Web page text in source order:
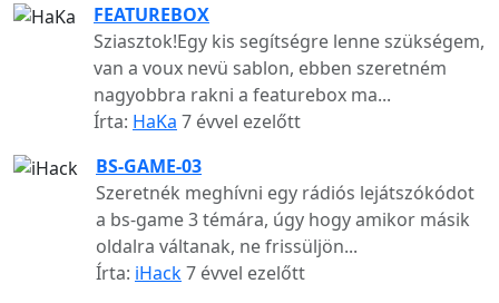
FEATUREBOX
Sziasztok!Egy kis segítségre lenne szükségem,
van a voux nevü sablon, ebben szeretném
nagyobbra rakni a featurebox ma...
Írta: HaKa 7 évvel ezelőtt
BS-GAME-03
Szeretnék meghívni egy rádiós lejátszókódot
a bs-game 3 témára, úgy hogy amikor másik
oldalra váltanak, ne frissüljön...
Írta: iHack7 évvel ezelőtt